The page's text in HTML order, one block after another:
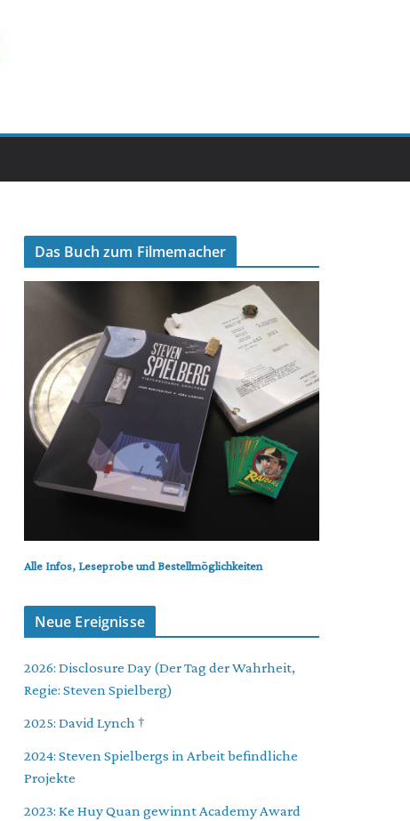
Das Buch zum Filmemacher
Alle Infos, Leseprobe und Bestellmöglichkeiten
Neue Ereignisse
2026: Disclosure Day (Der Tag der Wahrheit,
Regie: Steven Spielberg)
2025: David Lynch †
2024: Steven Spielbergs in Arbeit befindliche
Projekte
2023: Ke Huy Quan gewinnt Academy Award